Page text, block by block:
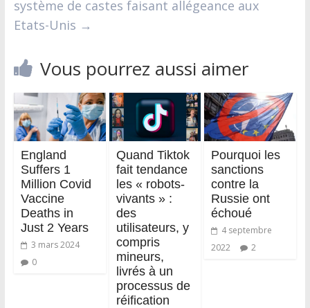
système de castes faisant allégeance aux
Etats-Unis →
Vous pourrez aussi aimer
England
Suffers 1
Million Covid
Vaccine
Deaths in
Just 2 Years
3 mars 2024
0
Quand Tiktok
fait tendance
les « robots-
vivants » :
des
utilisateurs, y
compris
mineurs,
livrés à un
processus de
réification
Pourquoi les
sanctions
contre la
Russie ont
échoué
4 septembre
2022
2